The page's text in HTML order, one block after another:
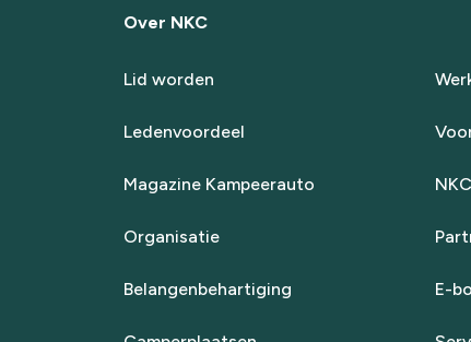
Over NKC
Lid worden
Ledenvoordeel
Magazine Kampeerauto
Organisatie
Belangenbehartiging E-